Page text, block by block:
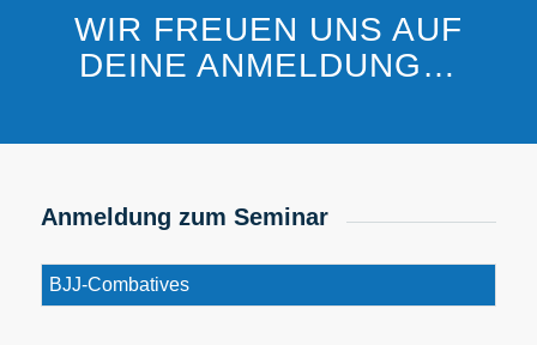
WIR FREUEN UNS AUF
DEINE ANMELDUNG…
Anmeldung zum Seminar
Event (erforderlich)